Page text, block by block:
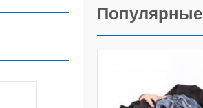
Популярные